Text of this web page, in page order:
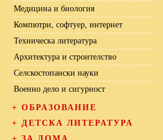
Медицина и биология
Компютри, софтуер, интернет
Техническа литература
Архитектура и строителство
Селскостопански науки
Военно дело и сигурност
+ ОБРАЗОВАНИЕ
+ ДЕТСКА ЛИТЕРАТУРА